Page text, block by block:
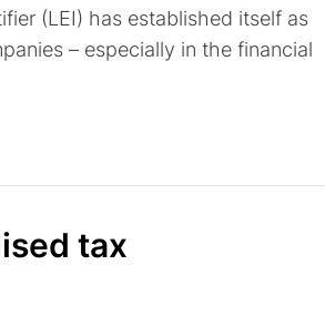
(LEI) has established itself as
– especially in the financial
tax